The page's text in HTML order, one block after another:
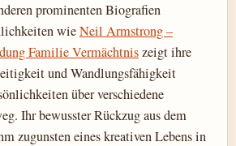
prominenten Biografien
wieNeil Armstrong –
Familie Vermächtniszeigt ihre
und Wandlungsfähigkeit
über verschiedene
Ihr bewusster Rückzug aus dem
zugunsten eines kreativen Lebens in